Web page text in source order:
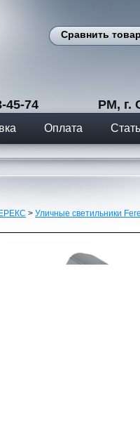
Сравнить
45-74 РМ, г.
Оплата
> Уличные светильники